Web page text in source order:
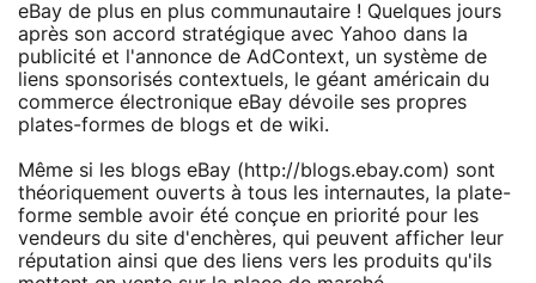
eBay de plus en plus communautaire ! Quelques jours
après son accord stratégique avec Yahoo dans la
publicité et l'annonce de AdContext, un système de
liens sponsorisés contextuels, le géant américain du
commerce électronique eBay dévoile ses propres
plates-formes de blogs et de wiki.
Même si les blogs eBay (http://blogs.ebay.com) sont
théoriquement ouverts à tous les internautes, la plate-
forme semble avoir été conçue en priorité pour les
vendeurs du site d'enchères, qui peuvent afficher leur
réputation ainsi que des liens vers les produits qu'ils